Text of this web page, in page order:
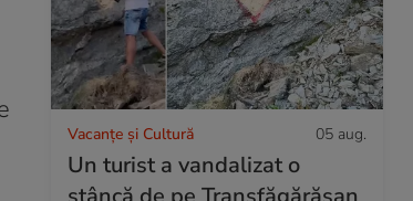
Vacanțe și Cultură 05 aug.
Un turist a vandalizat o